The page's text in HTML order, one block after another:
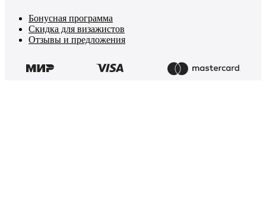
Бонусная программа
Скидка для визажистов
Отзывы и предложения